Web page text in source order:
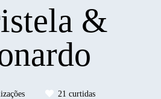
&
21 curtidas